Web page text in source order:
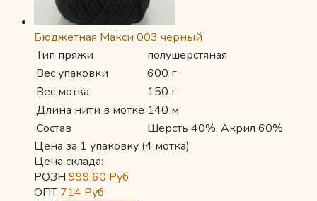
Бюджетная Макси 003 черный
Тип пряжи
полушерстяная
Вес упаковки
600 г
Вес мотка
150 г
Длина нити в мотке 140 м
Состав
Шерсть 40%, Акрил 60%
Цена за 1 упаковку (4 мотка)
Цена склада:
РОЗН 999,60 Руб
ОПТ714 Руб